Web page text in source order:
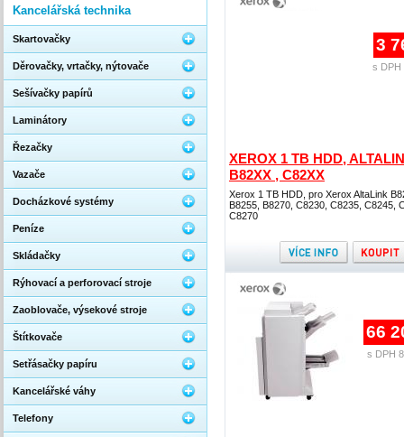
XEROX 1 TB HDD,
B82XX , C82XX
Xerox 1 TB HDD, pro Xerox AltaLink
B8255, B8270, C8230, C8235, C8245,
C8270
3
s DPH
66
s DPH
Kancelářská technika
Skartovačky
Děrovačky, vrtačky, nýtovače
Sešívačky papírů
Laminátory
Řezačky
Vazače
Docházkové systémy
Peníze
Skládačky
Rýhovací a perforovací stroje
Zaoblovače, výsekové stroje
Štítkovače
Setřásačky papíru
Kancelářské váhy
Telefony